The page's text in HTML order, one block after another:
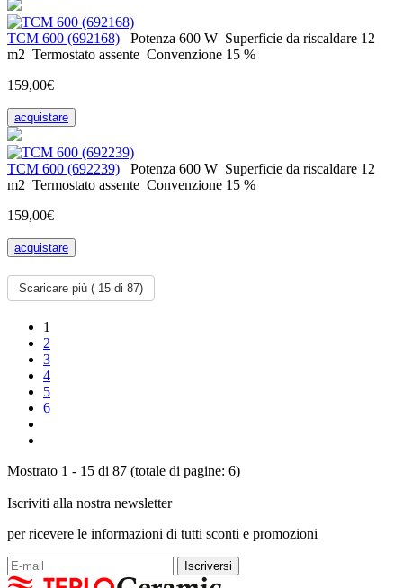
ТСМ 600 (692168) Potenza 600 W Superficie da riscaldare 12
m2 Termostato assente Convenzione 15 %
159,00€
acquistare
ТСМ 600 (692239) Potenza 600 W Superficie da riscaldare 12
m2 Termostato assente Convenzione 15 %
159,00€
acquistare
Scaricare più ( 15 di 87)
1
2
3
4
5
6
Mostrato 1 - 15 di 87 (totale di pagine: 6)
Iscriviti alla nostra newsletter
per ricevere le informazioni di tutti sconti e promozioni